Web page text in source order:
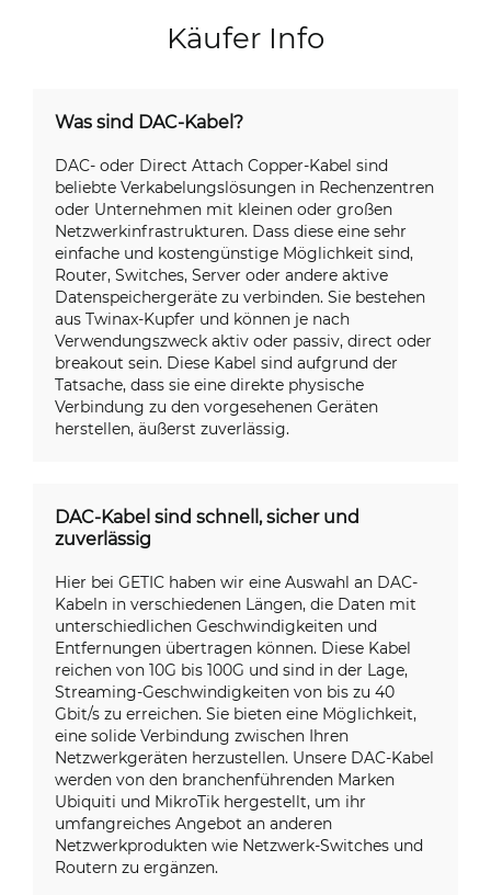
Käufer Info
Was sind DAC-Kabel?
DAC- oder Direct Attach Copper-Kabel sind
beliebte Verkabelungslösungen in Rechenzentren
oder Unternehmen mit kleinen oder großen
Netzwerkinfrastrukturen. Dass diese eine sehr
einfache und kostengünstige Möglichkeit sind,
Router, Switches, Server oder andere aktive
Datenspeichergeräte zu verbinden. Sie bestehen
aus Twinax-Kupfer und können je nach
Verwendungszweck aktiv oder passiv, direct oder
breakout sein. Diese Kabel sind aufgrund der
Tatsache, dass sie eine direkte physische
Verbindung zu den vorgesehenen Geräten
herstellen, äußerst zuverlässig.
DAC-Kabel sind schnell, sicher und
zuverlässig
Hier bei GETIC haben wir eine Auswahl an DAC-
Kabeln in verschiedenen Längen, die Daten mit
unterschiedlichen Geschwindigkeiten und
Entfernungen übertragen können. Diese Kabel
reichen von 10G bis 100G und sind in der Lage,
Streaming-Geschwindigkeiten von bis zu 40
Gbit/s zu erreichen. Sie bieten eine Möglichkeit,
eine solide Verbindung zwischen Ihren
Netzwerkgeräten herzustellen. Unsere DAC-Kabel
werden von den branchenführenden Marken
Ubiquiti und MikroTik hergestellt, um ihr
umfangreiches Angebot an anderen
Netzwerkprodukten wie Netzwerk-Switches und
Routern zu ergänzen.